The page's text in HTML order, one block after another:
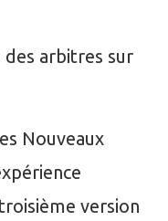
des arbitres sur
Nouveaux
version